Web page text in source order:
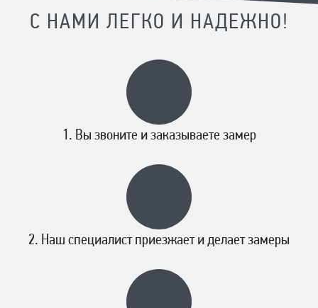
С НАМИ ЛЕГКО И НАДЕЖНО!
Вы звоните и заказываете замер
Наш специалист приезжает и делает замеры